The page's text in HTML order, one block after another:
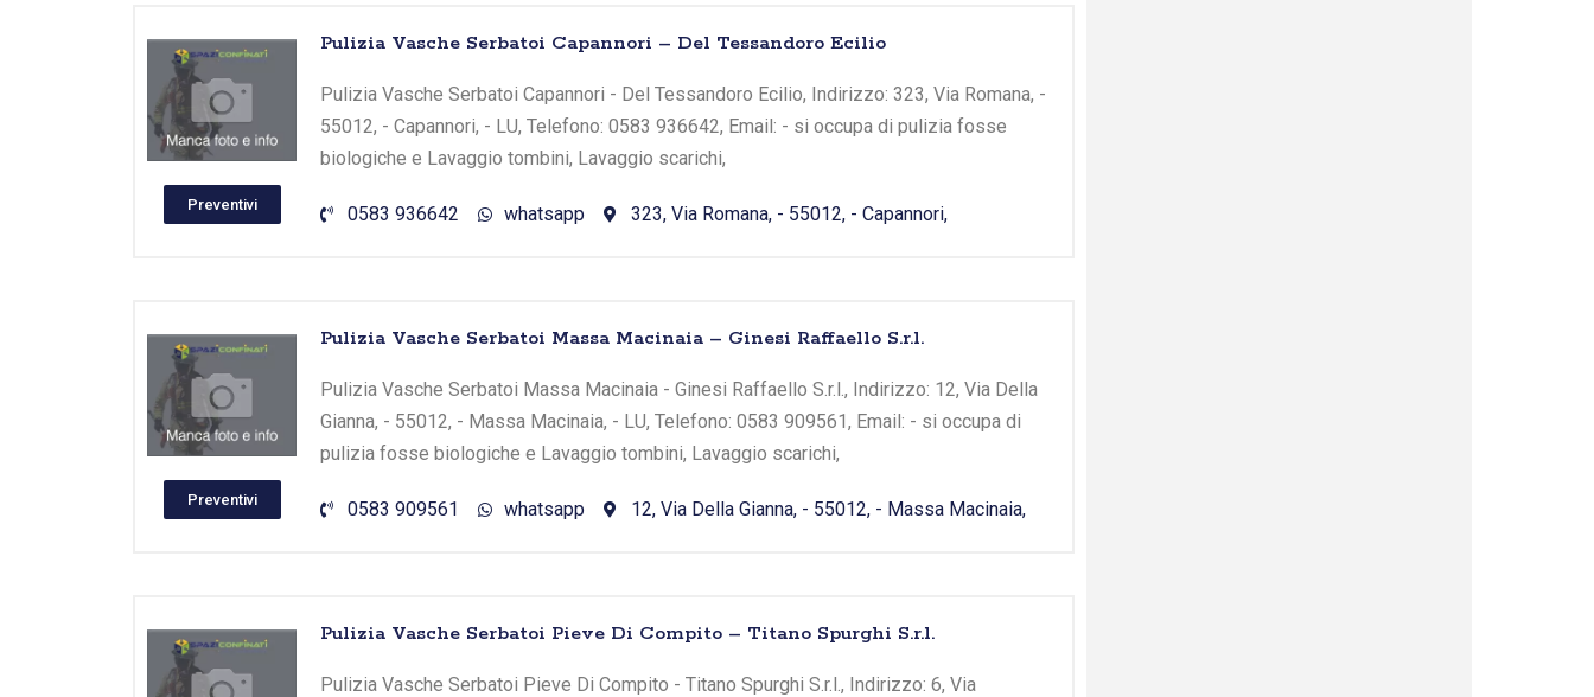
Preventivi
Pulizia Vasche Serbatoi Capannori – Del Tessandoro Ecilio
Pulizia Vasche Serbatoi Capannori - Del Tessandoro Ecilio, Indirizzo: 323, Via Romana, -
55012, - Capannori, - LU, Telefono: 0583 936642, Email: - si occupa di pulizia fosse
biologiche e Lavaggio tombini, Lavaggio scarichi,
0583 936642 whatsapp 323, Via Romana, - 55012, - Capannori,
Preventivi
Pulizia Vasche Serbatoi Massa Macinaia – Ginesi Raffaello S.r.l.
Pulizia Vasche Serbatoi Massa Macinaia - Ginesi Raffaello S.r.l., Indirizzo: 12, Via Della
Gianna, - 55012, - Massa Macinaia, - LU, Telefono: 0583 909561, Email: - si occupa di
pulizia fosse biologiche e Lavaggio tombini, Lavaggio scarichi,
0583 909561 whatsapp 12, Via Della Gianna, - 55012, - Massa Macinaia,
Pulizia Vasche Serbatoi Pieve Di Compito – Titano Spurghi S.r.l.
Pulizia Vasche Serbatoi Pieve Di Compito - Titano Spurghi S.r.l., Indirizzo: 6, Via